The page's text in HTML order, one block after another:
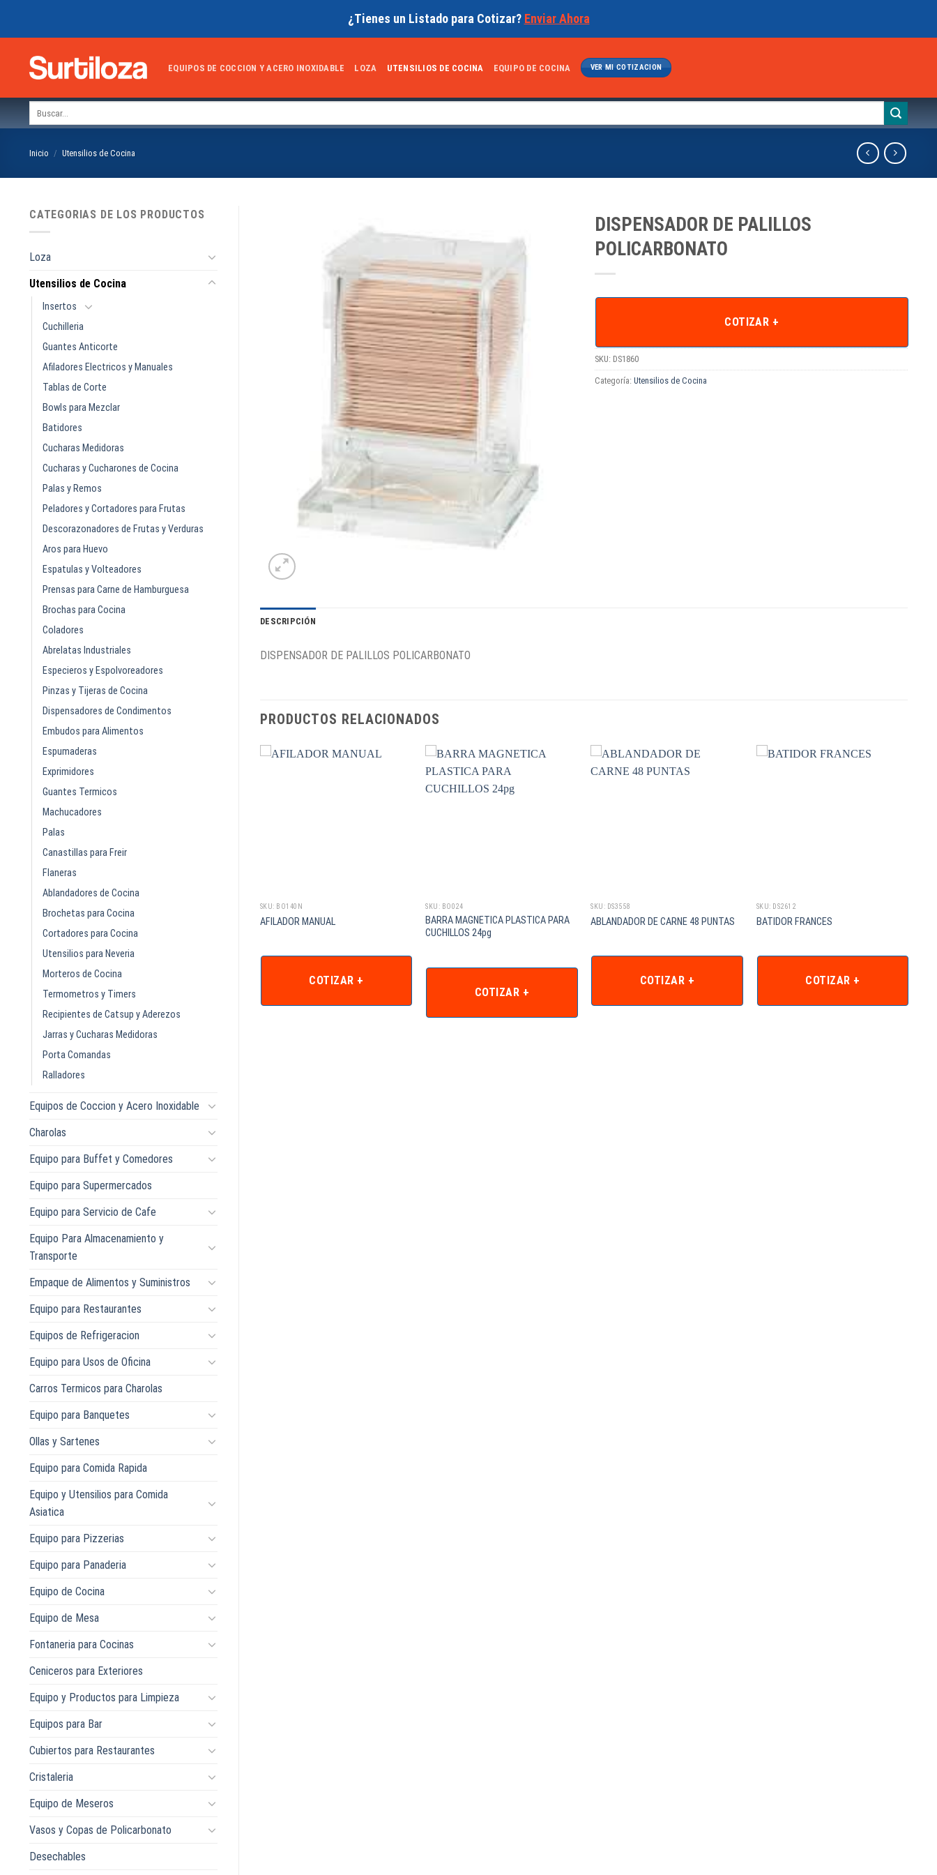
¿Tienes un Listado para Cotizar? Enviar Ahora
EQUIPOS DE COCCION Y ACERO INOXIDABLE LOZA UTENSILIOS DE COCINA EQUIPO DE COCINA VER MI COTIZACION
Inicio / Utensilios de Cocina
CATEGORIAS DE LOS PRODUCTOS
Loza
Utensilios de Cocina
Insertos
Cuchilleria
Guantes Anticorte
Afiladores Electricos y Manuales
Tablas de Corte
Bowls para Mezclar
Batidores
Cucharas Medidoras
Cucharas y Cucharones de Cocina
Palas y Remos
Peladores y Cortadores para Frutas
Descorazonadores de Frutas y Verduras
Aros para Huevo
Espatulas y Volteadores
Prensas para Carne de Hamburguesa
Brochas para Cocina
Coladores
Abrelatas Industriales
Especieros y Espolvoreadores
Pinzas y Tijeras de Cocina
Dispensadores de Condimentos
Embudos para Alimentos
Espumaderas
Exprimidores
Guantes Termicos
Machucadores
Palas
Canastillas para Freir
Flaneras
Ablandadores de Cocina
Brochetas para Cocina
Cortadores para Cocina
Utensilios para Neveria
Morteros de Cocina
Termometros y Timers
Recipientes de Catsup y Aderezos
Jarras y Cucharas Medidoras
Porta Comandas
Ralladores
Equipos de Coccion y Acero Inoxidable
Charolas
Equipo para Buffet y Comedores
Equipo para Supermercados
Equipo para Servicio de Cafe
Equipo Para Almacenamiento y
Transporte
Empaque de Alimentos y Suministros
Equipo para Restaurantes
Equipos de Refrigeracion
Equipo para Usos de Oficina
Carros Termicos para Charolas
Equipo para Banquetes
Ollas y Sartenes
Equipo para Comida Rapida
Equipo y Utensilios para Comida
Asiatica
Equipo para Pizzerias
Equipo para Panaderia
Equipo de Cocina
Equipo de Mesa
Fontaneria para Cocinas
Ceniceros para Exteriores
Equipo y Productos para Limpieza
Equipos para Bar
Cubiertos para Restaurantes
Cristaleria
Equipo de Meseros
Vasos y Copas de Policarbonato
Desechables
DISPENSADOR DE PALILLOS
POLICARBONATO
COTIZAR +
SKU: DS1860
Categoría: Utensilios de Cocina
DESCRIPCIÓN
DISPENSADOR DE PALILLOS POLICARBONATO
PRODUCTOS RELACIONADOS
SKU: BO140N
AFILADOR MANUAL
COTIZAR +
SKU: BO024
BARRA MAGNETICA PLASTICA PARA
CUCHILLOS 24pg
COTIZAR +
SKU: DS3558
ABLANDADOR DE CARNE 48 PUNTAS
COTIZAR +
SKU: DS2612
BATIDOR FRANCES
COTIZAR +
TIPO